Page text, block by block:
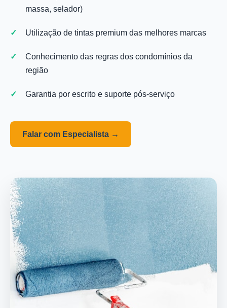
massa, selador)
Utilização de tintas premium das melhores marcas
Conhecimento das regras dos condomínios da
região
Garantia por escrito e suporte pós-serviço
Falar com Especialista →